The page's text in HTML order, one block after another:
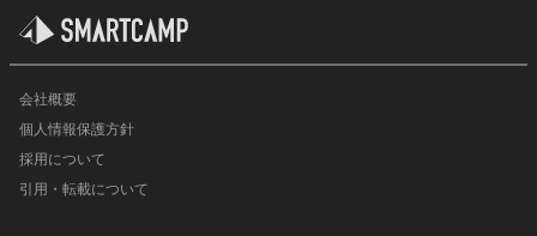
会社概要
個人情報保護方針
採用について
引用・転載について